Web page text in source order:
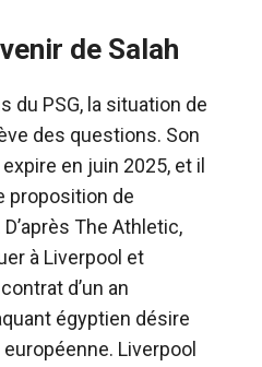
de Salah
du PSG, la situation de
des questions. Son
en juin 2025, et il
proposition de
The Athletic,
à Liverpool et
d’un an
égyptien désire
Liverpool